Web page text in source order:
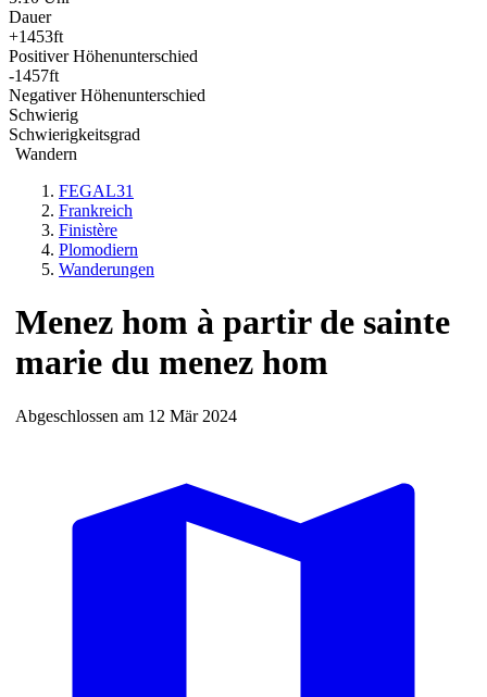
Dauer
+1453ft
Positiver Höhenunterschied
-1457ft
Negativer Höhenunterschied
Schwierig
Schwierigkeitsgrad
Wandern
FEGAL31
Frankreich
Finistère
Plomodiern
Wanderungen
Menez hom à partir de sainte
marie du menez hom
Abgeschlossen am 12 Mär 2024